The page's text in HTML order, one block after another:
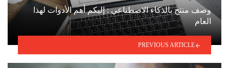
وصف منتج بالذكاء الاصطناعي : إليكم أهم الأدوات لهذا
العام
PREVIOUS ARTICLE